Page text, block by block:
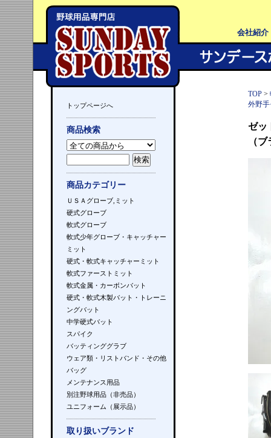
会社紹介
トップページへ
商品検索
商品カテゴリー
ＵＳＡグローブ,ミット
硬式グローブ
軟式グローブ
軟式少年グローブ・キャッチャー
ミット
硬式・軟式キャッチャーミット
軟式ファーストミット
軟式金属・カーボンバット
硬式・軟式木製バット・トレーニ
ングバット
中学硬式バット
スパイク
バッティンググラブ
ウェア類・リストバンド・その他
バッグ
メンテナンス用品
別注野球用品（非売品）
ユニフォーム（展示品）
取り扱いブランド
TOP >
外野
ゼッ
（